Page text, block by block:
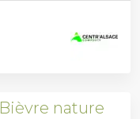
Bièvre nature